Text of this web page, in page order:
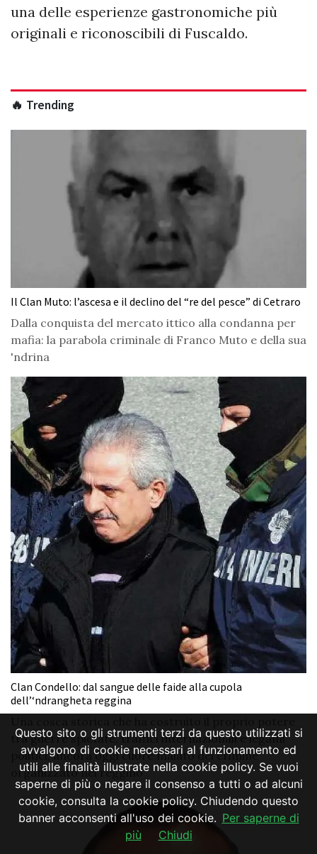
una delle esperienze gastronomiche più
originali e riconoscibili di Fuscaldo.
🔥 Trending
Il Clan Muto: l’ascesa e il declino del “re del pesce” di Cetraro
Dalla conquista del mercato ittico alla condanna per
mafia: la parabola criminale di Franco Muto e della sua
'ndrina
Clan Condello: dal sangue delle faide alla cupola
dell’‘ndrangheta reggina
tra guerre spietate, traffici internazionali e legami
politici, ancora oggi cuore malato del crimine
organizzato nel reggino
Questo sito o gli strumenti terzi da questo utilizzati si
avvalgono di cookie necessari al funzionamento ed
utili alle finalità illustrate nella cookie policy. Se vuoi
saperne di più o negare il consenso a tutti o ad alcuni
cookie, consulta la cookie policy. Chiudendo questo
banner acconsenti all'uso dei cookie. Per saperne di
più
Chiudi